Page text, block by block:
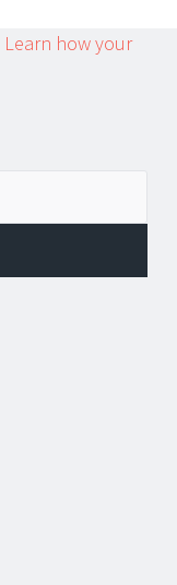
Learn how your